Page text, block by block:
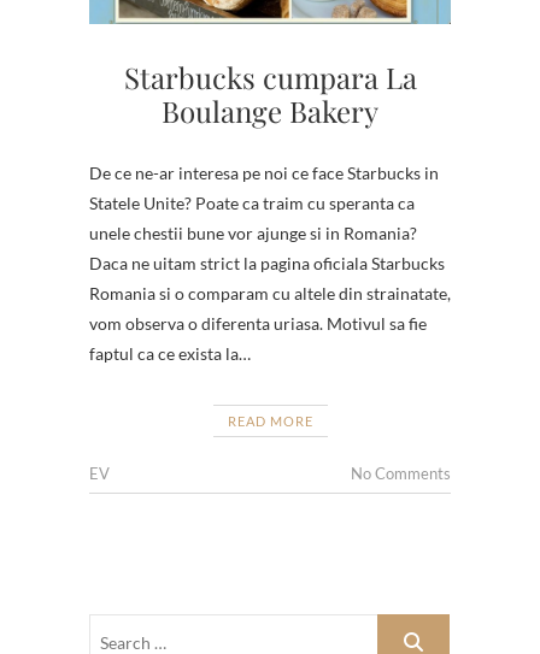
Starbucks cumpara La
Boulange Bakery
De ce ne-ar interesa pe noi ce face Starbucks in
Statele Unite? Poate ca traim cu speranta ca
unele chestii bune vor ajunge si in Romania?
Daca ne uitam strict la pagina oficiala Starbucks
Romania si o comparam cu altele din strainatate,
vom observa o diferenta uriasa. Motivul sa fie
faptul ca ce exista la…
READ MORE
EV No Comments